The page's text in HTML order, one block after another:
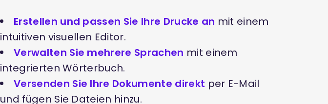
Erstellen und passen Sie Ihre Drucke an mit einem
intuitiven visuellen Editor.
Verwalten Sie mehrere Sprachen mit einem
integrierten Wörterbuch.
Versenden Sie Ihre Dokumente direkt per E-Mail
und fügen Sie Dateien hinzu.